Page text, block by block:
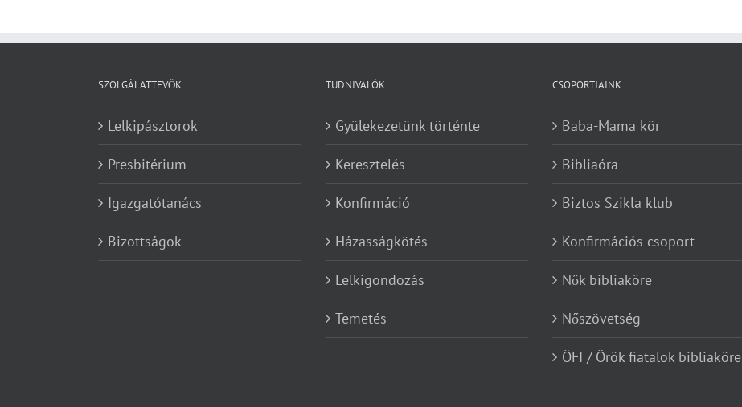
SZOLGÁLATTEVŐK
Lelkipásztorok
Presbitérium
Igazgatótanács
Bizottságok
TUDNIVALÓK
Gyülekezetünk történte
Keresztelés
Konfirmáció
Házasságkötés
Lelkigondozás
Temetés
CSOPORTJAINK
Baba-Mama kör
Bibliaóra
Biztos Szikla klub
Konfirmációs csoport
Nők bibliaköre
Nőszövetség
ÖFI / Örök fiatalok bibliaköre